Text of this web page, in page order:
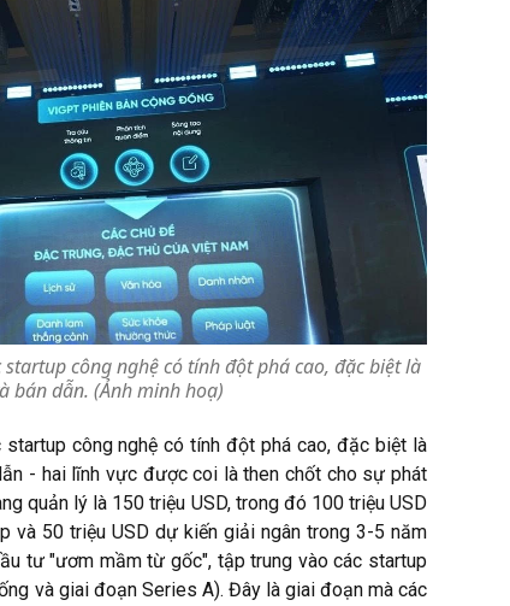
công nghệ có tính đột phá cao, đặc biệt là
bán dẫn. (Ảnh minh hoạ)
công nghệ có tính đột phá cao, đặc biệt là
- hai lĩnh vực được coi là then chốt cho sự phát
quản lý là 150 triệu USD, trong đó 100 triệu USD
và 50 triệu USD dự kiến giải ngân trong 3-5 năm
tư "ươm mầm từ gốc", tập trung vào các startup
và giai đoạn Series A). Đây là giai đoạn mà các